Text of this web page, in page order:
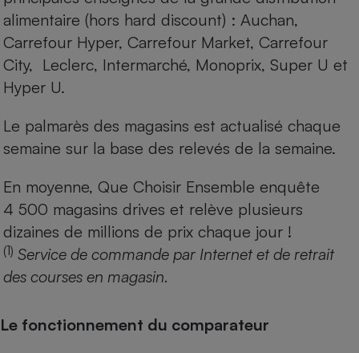
alimentaire (hors hard discount) : Auchan,
Carrefour Hyper, Carrefour Market, Carrefour
City, Leclerc, Intermarché, Monoprix, Super U et
Hyper U.
Le palmarès des magasins est actualisé chaque
semaine sur la base des relevés de la semaine.
En moyenne, Que Choisir Ensemble enquête
4 500 magasins drives et relève plusieurs
dizaines de millions de prix chaque jour !
(1) Service de commande par Internet et de retrait
des courses en magasin.
Le fonctionnement du comparateur